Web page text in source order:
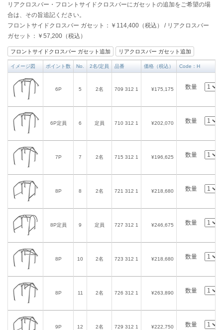
リアクロスバー・フロントサイドクロスバーにガセットの追加をご希望の場
合は、その旨追記ください。
フロントサイドクロスバー ガセット：￥114,400（税込） / リアクロスバー
ガセット：￥57,200（税込）
フロントサイドクロスバー ガセット追加 リアクロスバー ガセット追加
イメージ図 ポイント数 No. 2名/定員 品番 価格（税込） Code：H
6P 5 2名 709 312 1 ¥175,175 数量
6P定員 6 定員 710 312 1 ¥202,070 数量
7P 7 2名 715 312 1 ¥196,625 数量
8P 8 2名 721 312 1 ¥218,680 数量
8P定員 9 定員 727 312 1 ¥246,675 数量
8P 10 2名 723 312 1 ¥218,680 数量
8P 11 2名 726 312 1 ¥263,890 数量
9P 12 2名 729 312 1 ¥222,750 数量